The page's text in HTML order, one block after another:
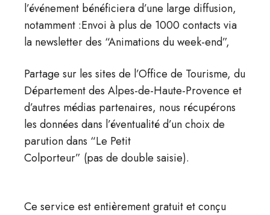
l’événement bénéficiera d’une large diffusion,
notamment :Envoi à plus de 1000 contacts via
la newsletter des “Animations du week-end”,
Partage sur les sites de l’Office de Tourisme, du
Département des Alpes-de-Haute-Provence et
d’autres médias partenaires, nous récupérons
les données dans l’éventualité d’un choix de
parution dans “Le Petit
Colporteur” (pas de double saisie).
Ce service est entièrement gratuit et conçu